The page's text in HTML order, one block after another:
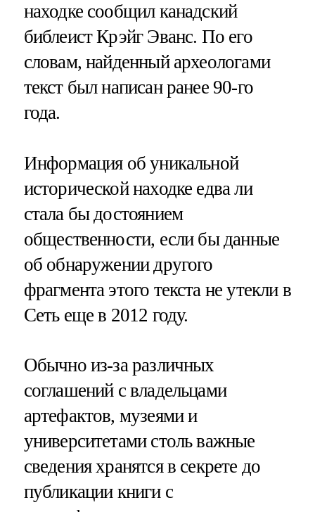
находке сообщил канадский
библеист Крэйг Эванс. По его
словам, найденный археологами
текст был написан ранее 90-го
года.
Информация об уникальной
исторической находке едва ли
стала бы достоянием
общественности, если бы данные
об обнаружении другого
фрагмента этого текста не утекли в
Сеть еще в 2012 году.
Обычно из-за различных
соглашений с владельцами
артефактов, музеями и
университетами столь важные
сведения хранятся в секрете до
публикации книги с